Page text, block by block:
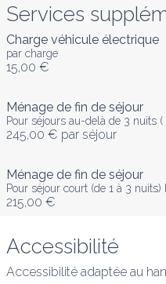
Services
Charge véhicule électrique
par charge
15,00 €
Ménage de fin de séjour
Pour séjours au-delà de 3 nuits
245,00 € par séjour
Ménage de fin de séjour
Pour séjour court (de 1 à 3
215,00 €
Accessibilité
Accessibilité adaptée au